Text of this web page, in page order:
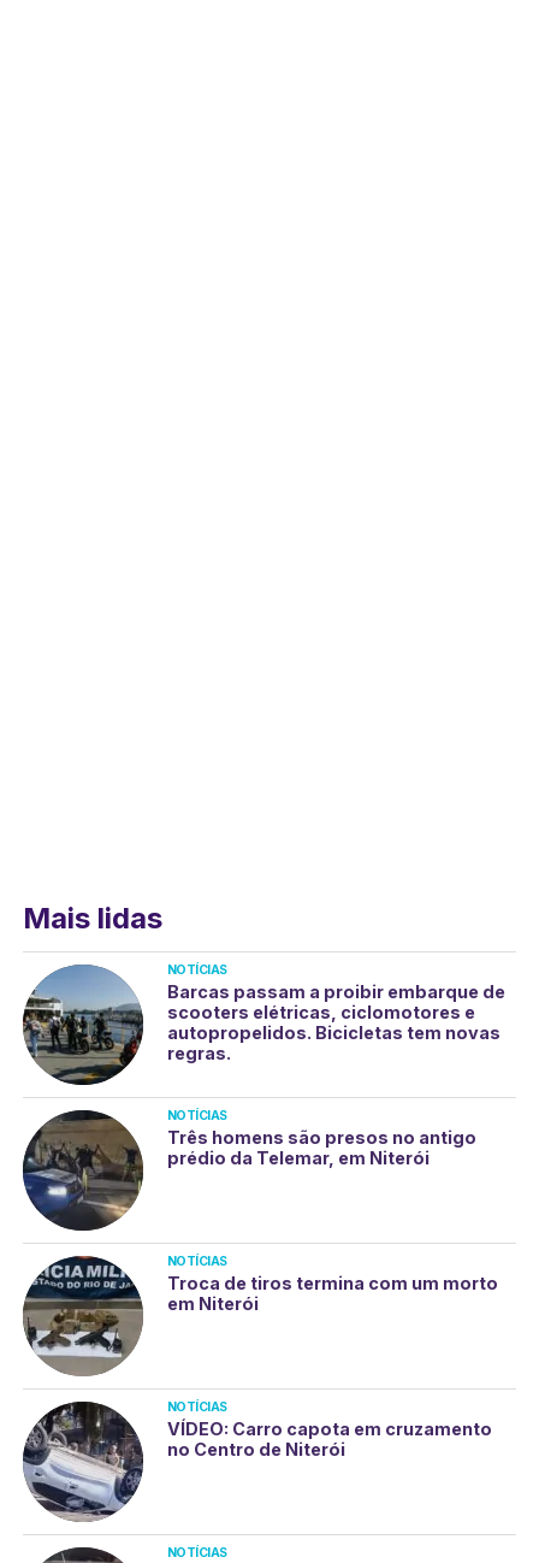
Mais lidas
NOTÍCIAS
Barcas passam a proibir embarque de
scooters elétricas, ciclomotores e
autopropelidos. Bicicletas tem novas
regras.
NOTÍCIAS
Três homens são presos no antigo
prédio da Telemar, em Niterói
NOTÍCIAS
Troca de tiros termina com um morto
em Niterói
NOTÍCIAS
VÍDEO: Carro capota em cruzamento
no Centro de Niterói
NOTÍCIAS